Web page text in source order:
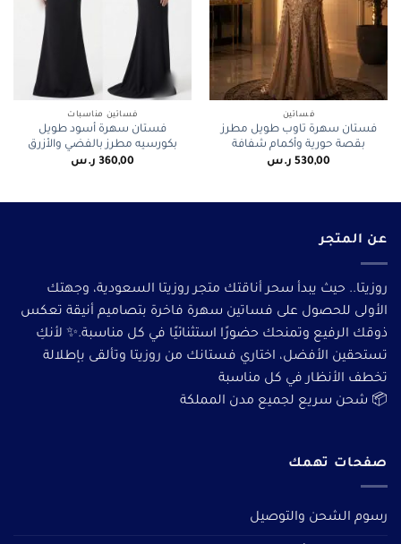
فساتين
فستان سهرة تاوب طويل مطرز
بقصة حورية وأكمام شفافة
530,00 ر.س
فساتين مناسبات
فستان سهرة أسود طويل
بكورسيه مطرز بالفضي والأزرق
360,00 ر.س
عن المتجر
روزيتا.. حيث يبدأ سحر أناقتك متجر روزيتا السعودية، وجهتك
الأولى للحصول على فساتين سهرة فاخرة بتصاميم أنيقة تعكس
ذوقك الرفيع وتمنحك حضورًا استثنائيًا في كل مناسبة.✨ لأنكِ
تستحقين الأفضل، اختاري فستانك من روزيتا وتألقى بإطلالة
تخطف الأنظار في كل مناسبة
📦 شحن سريع لجميع مدن المملكة
صفحات تهمك
رسوم الشحن والتوصيل